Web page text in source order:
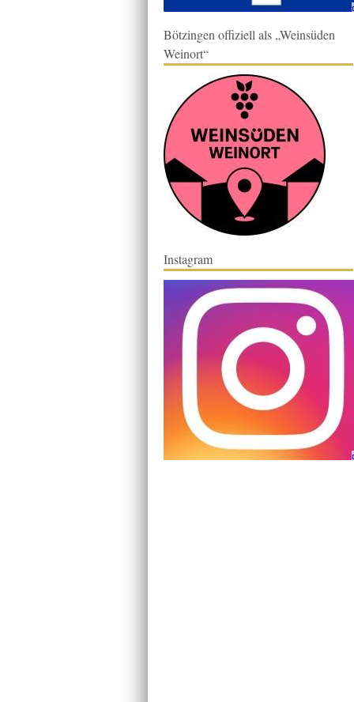
Bötzingen offiziell als „Weinsüden
Weinort“
Instagram